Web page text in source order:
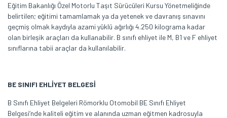
Eğitim Bakanlığı Özel Motorlu Taşıt Sürücüleri Kursu Yönetmeliğinde
belirtilen; eğitimi tamamlamak ya da yetenek ve davranış sınavını
geçmiş olmak kaydıyla azami yüklü ağırlığı 4.250 kilograma kadar
olan birleşik araçları da kullanabilir. B sınıfı ehliyet ile M, B1 ve F ehliyet
sınıflarına tabii araçlar da kullanılabilir.
BE SINIFI EHLİYET BELGESİ
B Sınıfı Ehliyet Belgeleri Römorklu Otomobil BE Sınıfı Ehliyet
Belgesi‘nde kaliteli eğitim ve alanında uzman eğitmen kadrosuyla